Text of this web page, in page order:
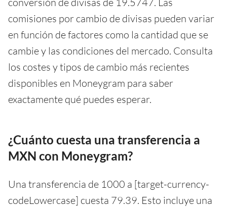
comisiones por cambio de divisas pueden variar
en función de factores como la cantidad que se
cambie y las condiciones del mercado. Consulta
los costes y tipos de cambio más recientes
disponibles en Moneygram para saber
exactamente qué puedes esperar.
¿Cuánto cuesta una transferencia a
MXN con Moneygram?
Una transferencia de 1000 a [target-currency-
codeLowercase] cuesta 79.39. Esto incluye una